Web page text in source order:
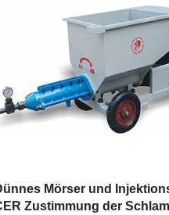
Mörser und
Zustimmung der